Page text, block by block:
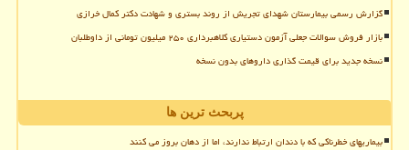
گزارش رسمی بیمارستان شهدای تجریش از روند بستری و شهادت دکتر کمال خرازی
بازار فروش سوالات جعلی آزمون دستیاری کلاهبرداری ۲۵۰ میلیون تومانی از داوطلبان
نسخه جدید برای قیمت گذاری داروهای بدون نسخه
پربحث ترین ها
بیماریهای خطرناکی که با دندان ارتباط ندارند، اما از دهان بروز می کنند